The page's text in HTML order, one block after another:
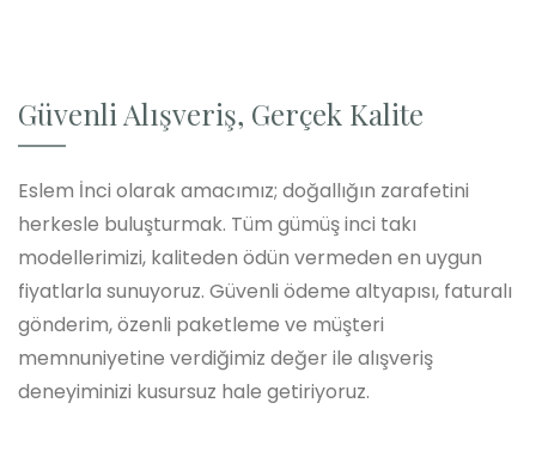
Güvenli Alışveriş, Gerçek Kalite
Eslem İnci olarak amacımız; doğallığın zarafetini
herkesle buluşturmak. Tüm gümüş inci takı
modellerimizi, kaliteden ödün vermeden en uygun
fiyatlarla sunuyoruz. Güvenli ödeme altyapısı, faturalı
gönderim, özenli paketleme ve müşteri
memnuniyetine verdiğimiz değer ile alışveriş
deneyiminizi kusursuz hale getiriyoruz.